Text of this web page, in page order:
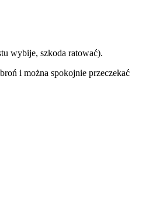
wybije, szkoda ratować).
i można spokojnie przeczekać